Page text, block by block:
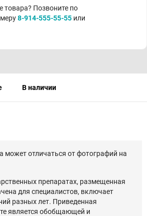
товара? Позвоните по
8-914-555-55-55 или
В наличии
может отличаться от фотографий на
препаратах, размещенная
для специалистов, включает
разных лет. Приведенная
является обобщающей и